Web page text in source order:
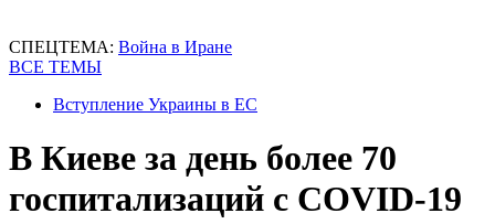
СПЕЦТЕМА: Война в Иране
ВСЕ ТЕМЫ
Вступление Украины в ЕС
В Киеве за день более 70
госпитализаций с COVID-19